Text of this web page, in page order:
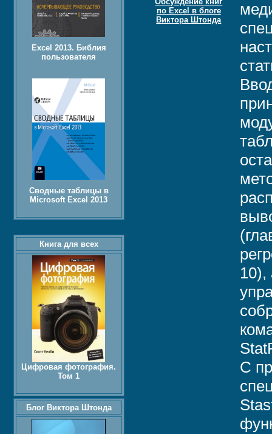
по Excel в блоге
Виктора Штонда
10),
С
Excel 2013. Библия
пользователя
Сводные таблицы в
Microsoft Excel 2013
Книга для всех
Цифровая фотография.
Том 1
Блог Виктора Штонда